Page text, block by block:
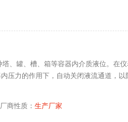
、罐、槽、箱等容器内介质液位。在
压力的作用下，自动关闭液流通道，以
厂商性质：生产厂家